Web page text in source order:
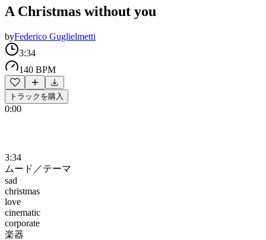
A Christmas without you
byFederico Guglielmetti
3:34
140 BPM
トラックを購入
0:00
3:34
ムード／テーマ
sad
christmas
love
cinematic
corporate
楽器